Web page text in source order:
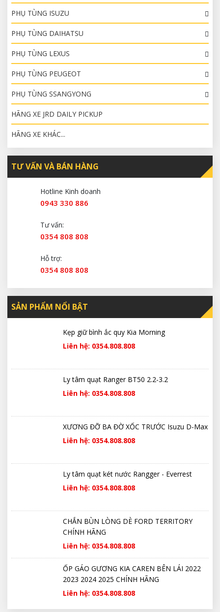
PHỤ TÙNG ISUZU
PHỤ TÙNG DAIHATSU
PHỤ TÙNG LEXUS
PHỤ TÙNG PEUGEOT
PHỤ TÙNG SSANGYONG
HÃNG XE JRD DAILY PICKUP
HÃNG XE KHÁC...
TƯ VẤN VÀ BÁN HÀNG
Hotline Kinh doanh
0943 330 886
Tư vấn:
0354 808 808
Hỗ trợ:
0354 808 808
SẢN PHẨM NỔI BẬT
Kẹp giữ bình ắc quy Kia Morning
Liên hệ: 0354.808.808
Ly tâm quạt Ranger BT50 2.2-3.2
Liên hệ: 0354.808.808
XƯƠNG ĐỠ BA ĐỜ XỐC TRƯỚC Isuzu D-Max
Liên hệ: 0354.808.808
Ly tâm quạt két nước Rangger - Everrest
Liên hệ: 0354.808.808
CHẮN BÙN LÒNG DÈ FORD TERRITORY
CHÍNH HÃNG
Liên hệ: 0354.808.808
ỐP GÁO GƯƠNG KIA CAREN BÊN LÁI 2022
2023 2024 2025 CHÍNH HÃNG
Liên hệ: 0354.808.808